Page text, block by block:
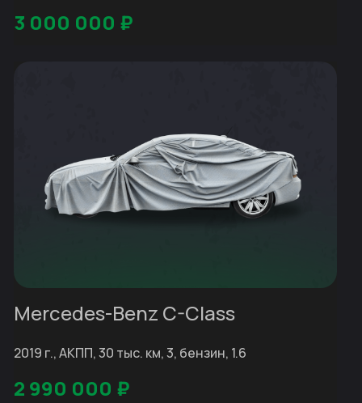
3 000 000 ₽
Mercedes-Benz C-Class
2019 г., АКПП, 30 тыс. км, 3, бензин, 1.6
2 990 000 ₽